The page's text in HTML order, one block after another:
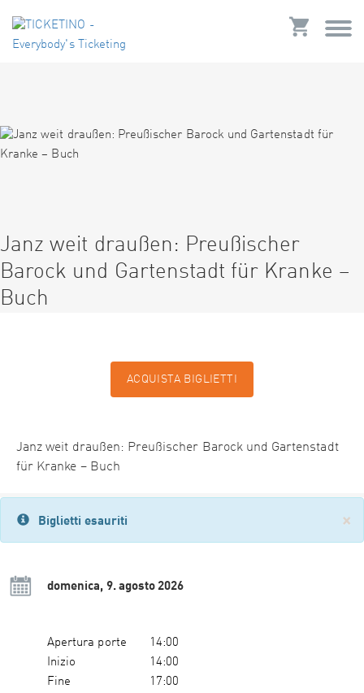
Janz weit draußen: Preußischer
Barock und Gartenstadt für Kranke –
Buch
ACQUISTA BIGLIETTI
Janz weit draußen: Preußischer Barock und Gartenstadt
für Kranke – Buch
×
Biglietti esauriti
domenica, 9. agosto 2026
Apertura porte
14:00
Inizio
14:00
Fine
17:00